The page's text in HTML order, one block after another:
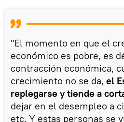
"El momento en que el
económico es pobre, es
contracción económica,
crecimiento no se da, el
replegarse y tiende a
dejar en el desempleo a
etc. Y estas personas se